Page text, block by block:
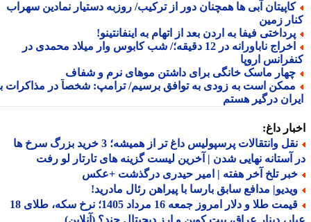
آبی ها همچنان دور از ترکیب/ روزبه دستیار نمادین سهراب
زمین
فیفا به اردن بعد از اتهام به اینفانتینو!
اخراج ناباورانه در 12 دقیقه؛/ شب کابوس وار میلاد محمدی در
اروپا
ماسک خانگی برای داشتن موهای نرم و شفاف
است به زودی به توافق برسیم/ ترامپ: شخصاً در مذاکرات با
درگیر هستم
داغ:
نقل وانتقالات پرسپولیس داغ تر از همیشه؛ 3 خرید بزرگ سرخ ها
آستانه نهایی شدن | آخرین لیست گزینه های تارتار لو رفت
تلخ آخر هفته | امیر حیدری درگذشت +عکس
مدافع سابق بارسا با پیراهن رئال مادرید!
قیمت طلا و دلار امروز جمعه 16 مرداد 1405؛ نرخ سکه، طلای 18